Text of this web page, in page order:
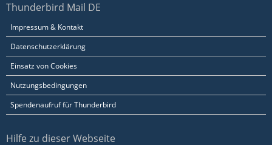
Thunderbird Mail DE
Impressum & Kontakt
Datenschutzerklärung
Einsatz von Cookies
Nutzungsbedingungen
Spendenaufruf für Thunderbird
Hilfe zu dieser Webseite